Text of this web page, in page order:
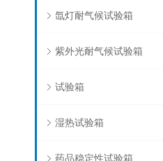
氙灯耐气候试验箱
紫外光耐气候试验箱
试验箱
湿热试验箱
药品稳定性试验箱